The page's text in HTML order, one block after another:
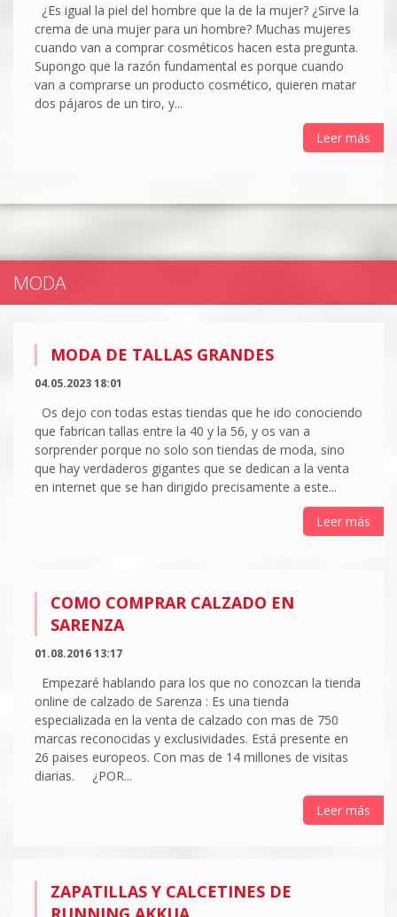
¿Es igual la piel del hombre que la de la mujer? ¿Sirve la
crema de una mujer para un hombre? Muchas mujeres
cuando van a comprar cosméticos hacen esta pregunta.
Supongo que la razón fundamental es porque cuando
van a comprarse un producto cosmético, quieren matar
dos pájaros de un tiro, y...
Leer más
MODA
MODA DE TALLAS GRANDES
04.05.2023 18:01
Os dejo con todas estas tiendas que he ido conociendo
que fabrican tallas entre la 40 y la 56, y os van a
sorprender porque no solo son tiendas de moda, sino
que hay verdaderos gigantes que se dedican a la venta
en internet que se han dirigido precisamente a este...
Leer más
COMO COMPRAR CALZADO EN
SARENZA
01.08.2016 13:17
Empezaré hablando para los que no conozcan la tienda
online de calzado de Sarenza : Es una tienda
especializada en la venta de calzado con mas de 750
marcas reconocidas y exclusividades. Está presente en
26 paises europeos. Con mas de 14 millones de visitas
diarias. ¿POR...
Leer más
ZAPATILLAS Y CALCETINES DE